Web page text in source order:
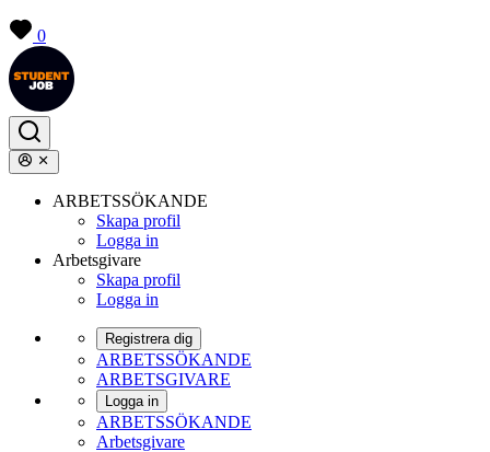
0
ARBETSSÖKANDE
Skapa profil
Logga in
Arbetsgivare
Skapa profil
Logga in
Registrera dig
ARBETSSÖKANDE
ARBETSGIVARE
Logga in
ARBETSSÖKANDE
Arbetsgivare